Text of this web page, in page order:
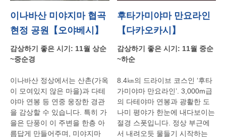
이나바산 미야지마 협곡
현정 공원【오야베시】
감상하기 좋은 시기 : 11월 상순
~중순경
이나바산 정상에서는 산촌(가옥
이 모여있지 않은 마을)과 다테
야마 연봉 등 연중 웅장한 경관
을 감상할 수 있습니다 특히 가
을은 단풍이 이 주변을 한층 아
름답게 만들어주며
미야지마
후타가미야마 만요라인
【다카오카시】
감상하기 좋은 시기 : 11월 중순
~하순
8.4㎞의 드라이브 코스인 ‘후타
가미야마 만요라인’. 3,000m급
의 다테야마 연봉과 광활한 도
나미 평야가 한눈에 내다보이는
절경 스폿입니다. 정상 부근에
서 내려오듯 물들기 시작하는